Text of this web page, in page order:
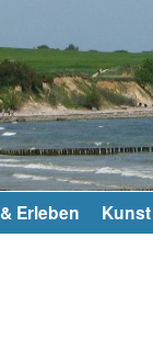
Erleben